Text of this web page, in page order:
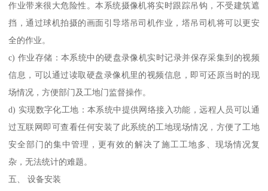
作业带来很大危险性。本系统摄像机将实时跟踪吊钩，不受建筑遮
挡，通过球机拍摄的画面引导塔吊司机作业，塔吊司机将可以更安
全的作业。
c) 作业存储：本系统中的硬盘录像机实时记录并保存采集到的视频
信息，可以通过读取硬盘录像机里的视频信息，即可还原当时的现
场情况，方便部门及工地门监督操作。
d) 实现数字化工地：本系统中提供网络接入功能，远程人员可以通
过互联网即可查看任何安装了此系统的工地现场情况，方便了工地
安全部门的集中管理，更有效的解决了施工工地多、现场情况复
杂，无法统计的难题。
五、 设备安装